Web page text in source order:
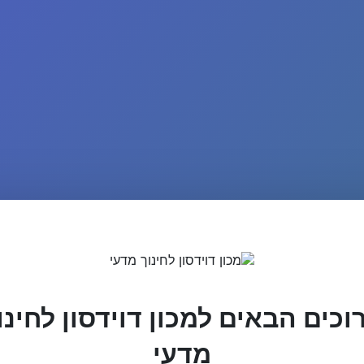
הבאים למכון דוידסון
מדעי